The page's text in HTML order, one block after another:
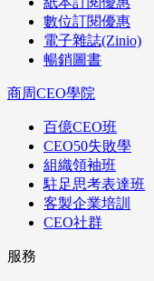
數位訂閱優惠
電子雜誌(Zinio)
暢銷圖書
商周CEO學院
百億CEO班
CEO50失敗學
組織領袖班
駐足思考表達班
客製企業培訓
CEO社群
服務